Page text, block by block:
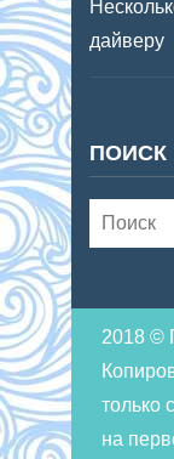
дайверу
ПОИСК
2018 ©
только
на